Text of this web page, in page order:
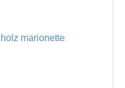
marionette